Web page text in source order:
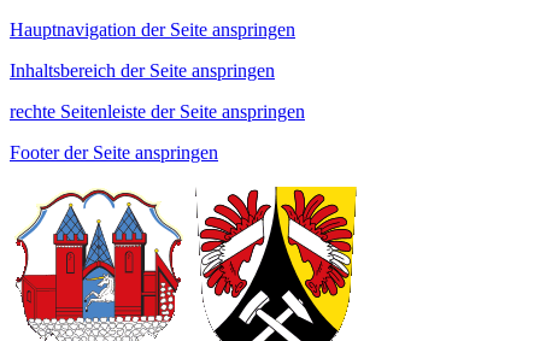
Hauptnavigation der Seite anspringen
Inhaltsbereich der Seite anspringen
rechte Seitenleiste der Seite anspringen
Footer der Seite anspringen